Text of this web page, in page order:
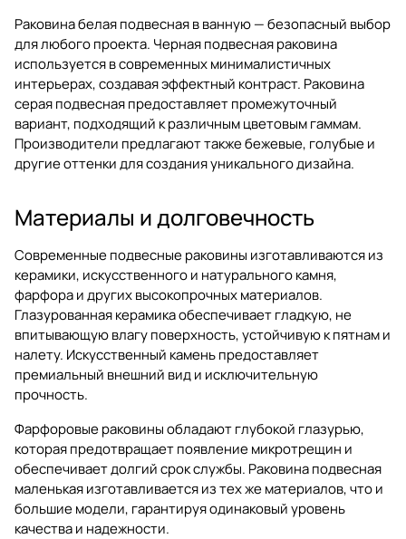
Раковина белая подвесная в ванную — безопасный выбор
для любого проекта. Черная подвесная раковина
используется в современных минималистичных
интерьерах, создавая эффектный контраст. Раковина
серая подвесная предоставляет промежуточный
вариант, подходящий к различным цветовым гаммам.
Производители предлагают также бежевые, голубые и
другие оттенки для создания уникального дизайна.
Материалы и долговечность
Современные подвесные раковины изготавливаются из
керамики, искусственного и натурального камня,
фарфора и других высокопрочных материалов.
Глазурованная керамика обеспечивает гладкую, не
впитывающую влагу поверхность, устойчивую к пятнам и
налету. Искусственный камень предоставляет
премиальный внешний вид и исключительную
прочность.
Фарфоровые раковины обладают глубокой глазурью,
которая предотвращает появление микротрещин и
обеспечивает долгий срок службы. Раковина подвесная
маленькая изготавливается из тех же материалов, что и
большие модели, гарантируя одинаковый уровень
качества и надежности.